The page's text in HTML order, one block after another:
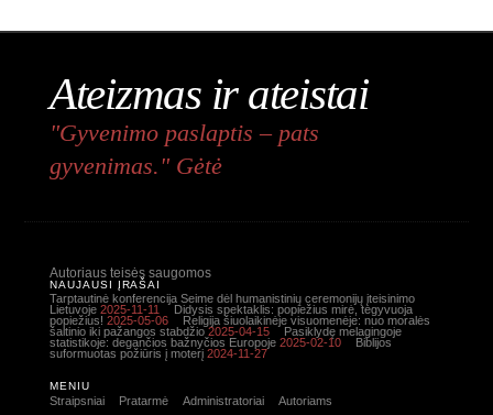
Ateizmas ir ateistai
"Gyvenimo paslaptis – pats
gyvenimas." Gėtė
Autoriaus teisės saugomos
NAUJAUSI ĮRAŠAI
Tarptautinė konferencija Seime dėl humanistinių ceremonijų įteisinimo
Lietuvoje 2025-11-11
Didysis spektaklis: popiežius mirė, tegyvuoja
popiežius! 2025-05-06
Religija šiuolaikinėje visuomenėje: nuo moralės
šaltinio iki pažangos stabdžio 2025-04-15
Pasiklydę melagingoje
statistikoje: degančios bažnyčios Europoje 2025-02-10
Biblijos
suformuotas požiūris į moterį 2024-11-27
MENIU
Straipsniai Pratarmė Administratoriai Autoriams